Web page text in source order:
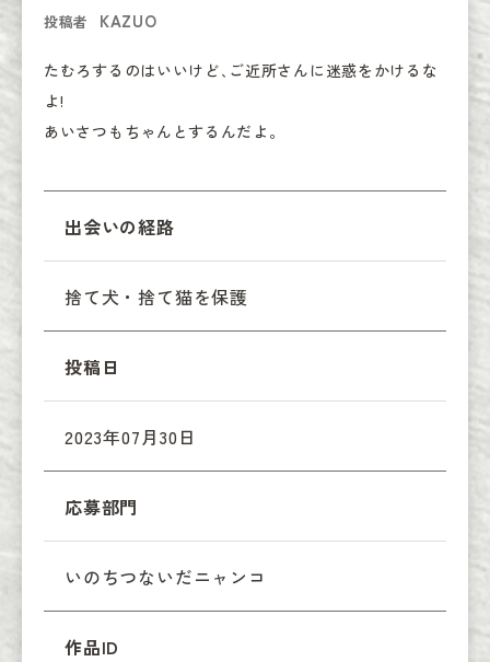
投稿者 KAZUO
たむろするのはいいけど､ご近所さんに迷惑をかけるな
よ!
あいさつもちゃんとするんだよ。
出会いの経路
捨て犬・捨て猫を保護
投稿日
2023年07月30日
応募部門
いのちつないだニャンコ
作品ID